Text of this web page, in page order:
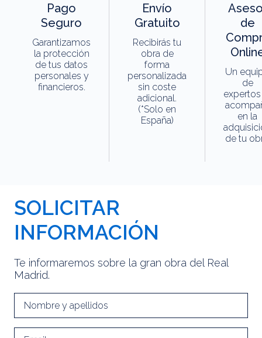
Pago
Seguro
Garantizamos
la protección
de tus datos
personales y
financieros.
Envío
Gratuito
Recibirás tu
obra de
forma
personalizada
sin coste
adicional.
(*Solo en
España)
de
Un
de
en la
de tu
SOLICITAR
INFORMACIÓN
Te informaremos sobre la gran obra del Real
Madrid.